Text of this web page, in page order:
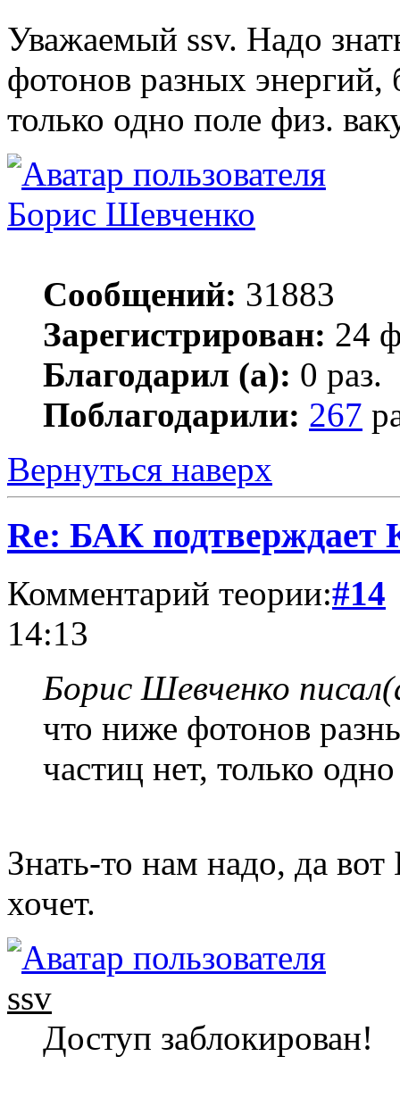
Уважаемый ssv. Надо
фотонов разных энергий,
только одно поле физ.
Борис Шевченко
Сообщений: 31883
Зарегистрирован: 24
Благодарил (а): 0 раз.
Поблагодарили: 267
Вернуться наверх
Re: БАК
Комментарий теории:#14
14:13
Борис Шевченко
что ниже фотонов
частиц нет, только
Знать-то нам надо, да
хочет.
ssv
Доступ заблокирован!